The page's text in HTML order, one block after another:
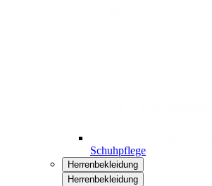
Schuhpflege
Herrenbekleidung
Herrenbekleidung